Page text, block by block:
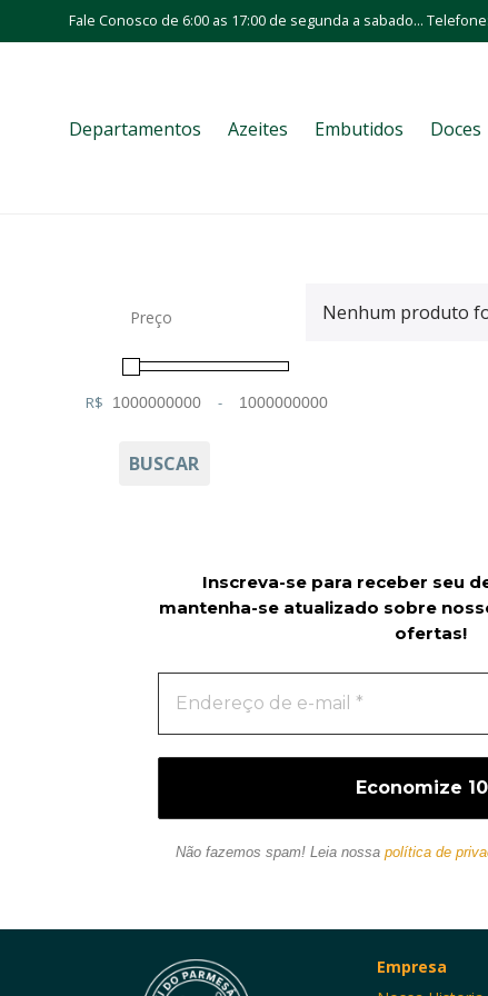
Fale Conosco de 6:00 as 17:00 de segunda a sabado...
Departamentos Azeites Embutidos Doces
Preço
R$ -
BUSCAR
Nenhum produto
Inscreva-se para receber seu
mantenha-se atualizado sobre
ofertas!
Não fazemos spam! Leia nossa política de
Empresa